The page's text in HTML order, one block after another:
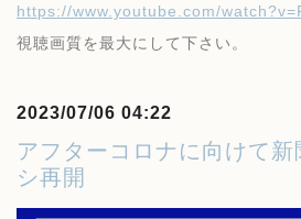
https://www.youtube.com/
視聴画質を最大にして下さい。
2023/07/06 04:22
アフターコロナに向けて新
シ再開